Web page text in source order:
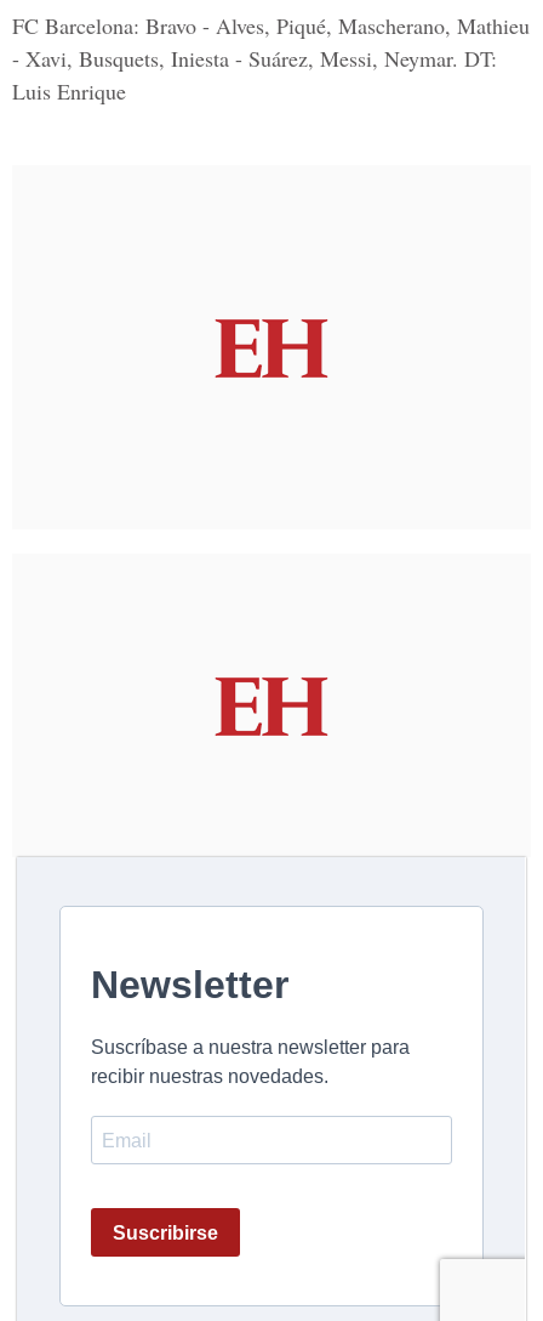
FC Barcelona: Bravo - Alves, Piqué, Mascherano, Mathieu
- Xavi, Busquets, Iniesta - Suárez, Messi, Neymar. DT:
Luis Enrique